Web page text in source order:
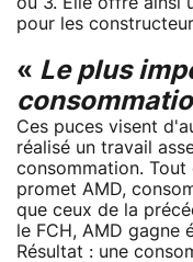
pour les
« Le plus
Ces puces visent
réalisé un travail
consommation.
promet AMD,
que ceux de la
le FCH, AMD gagne
Résultat : une